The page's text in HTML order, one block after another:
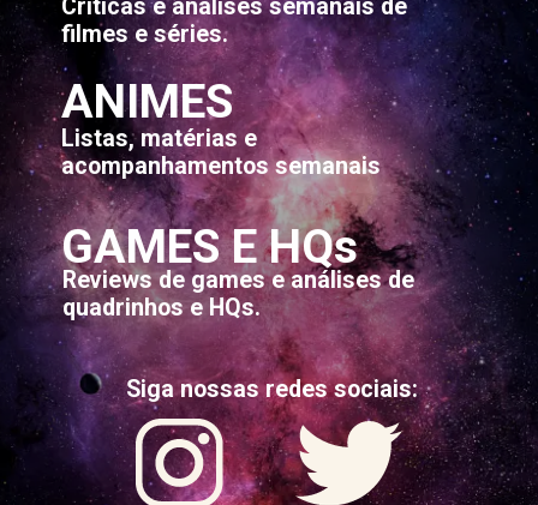
Críticas e análises semanais de
filmes e séries.
ANIMES
Listas, matérias e
acompanhamentos semanais
GAMES E HQs
Reviews de games e análises de
quadrinhos e HQs.
Siga nossas redes sociais: